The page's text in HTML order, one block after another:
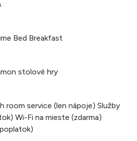
Bed Breakfast
stolové hry
room service (len nápoje) Služby
Wi-Fi na mieste (zdarma)